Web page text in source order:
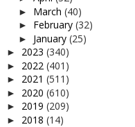
► March (40)
► February (32)
► January (25)
► 2023 (340)
► 2022 (401)
► 2021 (511)
► 2020 (610)
► 2019 (209)
► 2018 (14)